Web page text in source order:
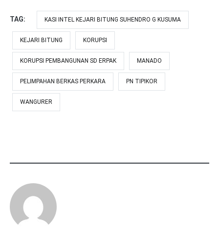
TAG: KASI INTEL KEJARI BITUNG SUHENDRO G KUSUMA
KEJARI BITUNG KORUPSI
KORUPSI PEMBANGUNAN SD ERPAK MANADO
PELIMPAHAN BERKAS PERKARA PN TIPIKOR
WANGURER